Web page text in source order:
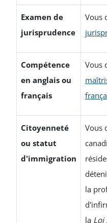
Examen de
jurisprudence
Vous
Compétence
en anglais ou
français
Vous
Citoyenneté
ou statut
d'immigration
Vous
la
la Loi